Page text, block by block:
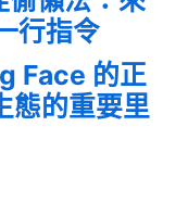
行指令
Face 的正
態的重要里